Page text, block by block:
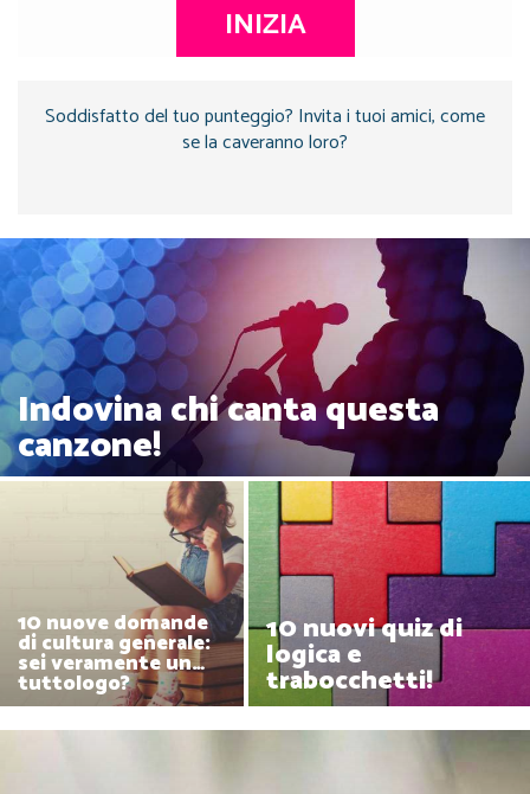
INIZIA
Soddisfatto del tuo punteggio? Invita i tuoi amici, come
se la caveranno loro?
Indovina chi canta questa
canzone!
10 nuove domande
di cultura generale:
sei veramente un…
tuttologo?
10 nuovi quiz di
logica e
trabocchetti!